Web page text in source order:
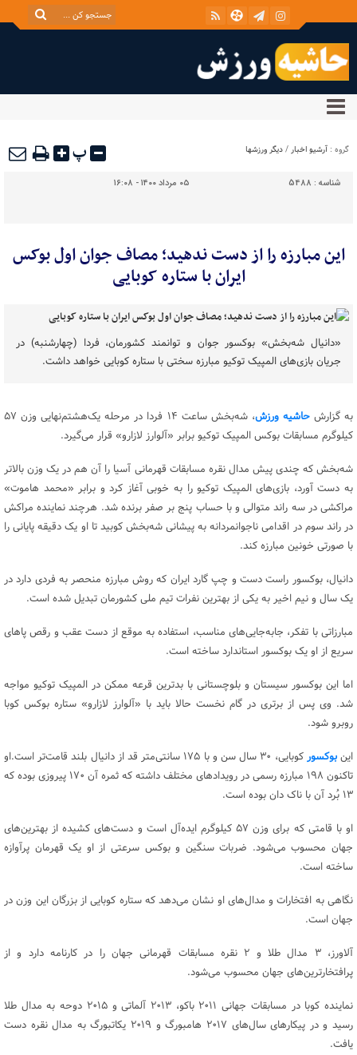
گروه : آرشیو اخبار/دیگر ورزشها پ
شناسه : 5488 ۰۵ مرداد ۱۴۰۰ - ۱۶:۰۸
این مبارزه را از دست ندهید؛ مصاف جوان اول بوکس
ایران با ستاره کوبایی
«دانیال شه‌بخش» بوکسور جوان و توانمند کشورمان، فردا (چهارشنبه) در
جریان بازی‌های المپیک توکیو مبارزه سختی با ستاره کوبایی خواهد داشت.
به گزارشحاشیه ورزش
، شه‌بخش ساعت ۱۴ فردا در مرحله یک‌هشتم‌نهایی وزن ۵۷
کیلوگرم مسابقات بوکس المپیک توکیو برابر «آلوارز لازارو» قرار می‌گیرد.
شه‌بخش که چندی پیش مدال نقره مسابقات قهرمانی آسیا را آن هم در یک وزن بالاتر
به دست آورد، بازی‌های المپیک توکیو را به خوبی آغاز کرد و برابر «محمد هاموت»
مراکشی در سه راند متوالی و با حساب پنج بر صفر برنده شد. هرچند نماینده مراکش
در راند سوم در اقدامی ناجوانمردانه به پیشانی شه‌بخش کوبید تا او یک دقیقه پایانی را
با صورتی خونین مبارزه کند.
دانیال، بوکسور راست دست و چپ گارد ایران که روش مبارزه منحصر به فردی دارد در
یک سال و نیم اخیر به یکی از بهترین نفرات تیم ملی کشورمان تبدیل شده است.
مبارزاتی با تفکر، جابه‌جایی‌های مناسب، استفاده به موقع از دست عقب و رقص پاهای
سریع از او یک بوکسور استاندارد ساخته است.
اما این بوکسور سیستان و بلوچستانی با بدترین قرعه ممکن در المپیک توکیو مواجه
شد. وی پس از برتری در گام نخست حالا باید با «آلوارز لازارو» ستاره بوکس کوبا
روبرو شود.
اینبوکسور
کوبایی، ۳۰ سال سن و با ۱۷۵ سانتی‌متر قد از دانیال بلند قامت‌تر است.او
تاکنون ۱۹۸ مبارزه رسمی در رویدادهای مختلف داشته که ثمره آن ۱۷۰ پیروزی بوده که
۱۳ بُرد آن با ناک دان بوده است.
او با قامتی که برای وزن ۵۷ کیلوگرم ایده‌آل است و دست‌های کشیده از بهترین‌های
جهان محسوب می‌شود. ضربات سنگین و بوکس سرعتی از او یک قهرمان پرآوازه
ساخته است.
نگاهی به افتخارات و مدال‌های او نشان می‌دهد که ستاره کوبایی از بزرگان این وزن در
جهان است.
آلاورز، ۳ مدال طلا و ۲ نقره مسابقات قهرمانی جهان را در کارنامه دارد و از
پرافتخارترین‌های جهان محسوب می‌شود.
نماینده کوبا در مسابقات جهانی ۲۰۱۱ باکو،‌ ۲۰۱۳ آلماتی و ۲۰۱۵ دوحه به مدال طلا
رسید و در پیکارهای سال‌های ۲۰۱۷ هامبورگ و ۲۰۱۹ یکاتبورگ به مدال نقره دست
یافت.